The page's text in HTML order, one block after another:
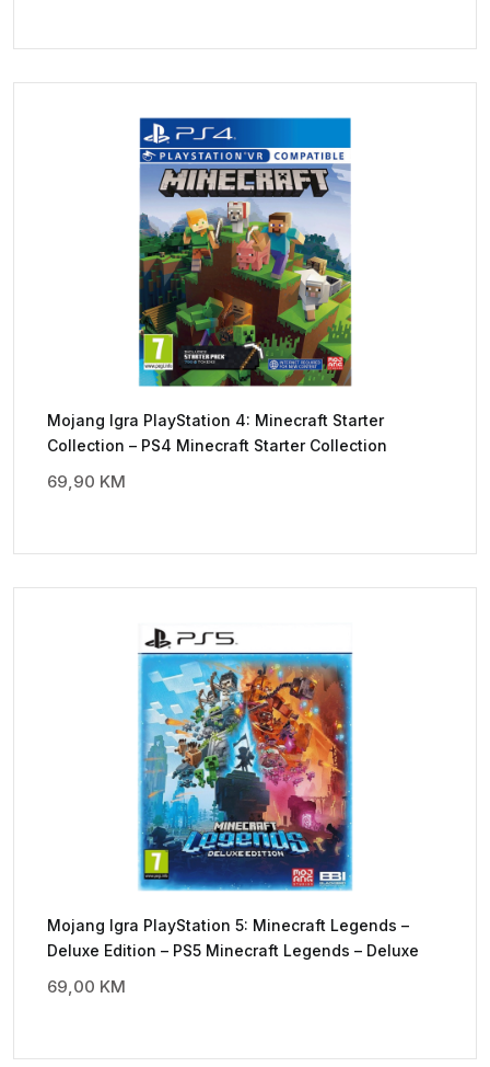
Mojang Igra PlayStation 4: Minecraft Starter
Collection – PS4 Minecraft Starter Collection
69,90 KM
Mojang Igra PlayStation 5: Minecraft Legends –
Deluxe Edition – PS5 Minecraft Legends – Deluxe
69,00 KM